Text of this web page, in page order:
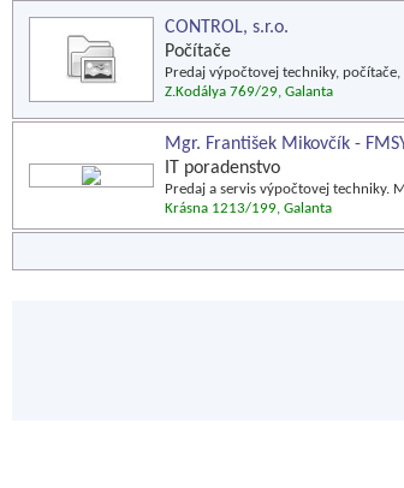
CONTROL, s.r.o.
Počítače
Predaj výpočtovej techniky,
Z.Kodálya 769/29, Galanta
Mgr. František Mikovčík -
IT poradenstvo
Predaj a servis výpočtovej techniky.
Krásna 1213/199, Galanta